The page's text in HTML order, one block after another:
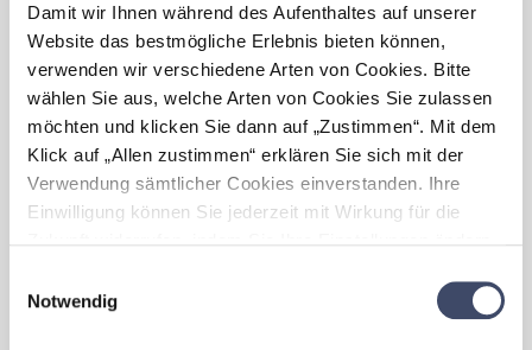
Damit wir Ihnen während des Aufenthaltes auf unserer
Website das bestmögliche Erlebnis bieten können,
verwenden wir verschiedene Arten von Cookies. Bitte
wählen Sie aus, welche Arten von Cookies Sie zulassen
möchten und klicken Sie dann auf „Zustimmen“. Mit dem
Klick auf „Allen zustimmen“ erklären Sie sich mit der
Verwendung sämtlicher Cookies einverstanden. Ihre
Einwilligung können Sie jederzeit mit Wirkung für die
https://www.unternehmen-fuer-familien.at/cookie-
Notwendig
Beispiele zertifiziert familienfreundlicher Unternehmen und
Gemeinden.
Baby Brunch für Mitarbeiter:innen